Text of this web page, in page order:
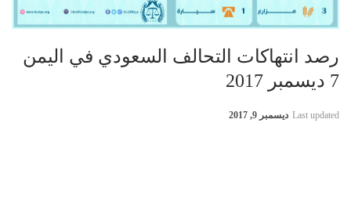
رصد انتهاكات التحالف السعودي في اليمن
7 ديسمبر 2017
Last updated ديسمبر 9, 2017